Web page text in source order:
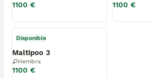
1100 € 1100 €
Disponible
Maltipoo 3
Hembra
1100 €